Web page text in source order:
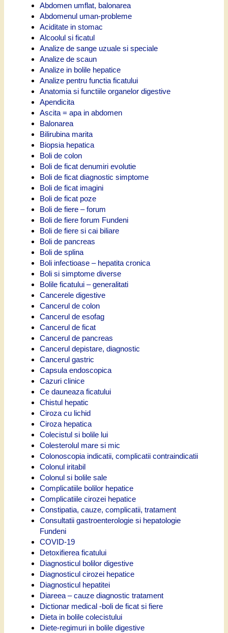
Abdomen umflat, balonarea
Abdomenul uman-probleme
Aciditate in stomac
Alcoolul si ficatul
Analize de sange uzuale si speciale
Analize de scaun
Analize in bolile hepatice
Analize pentru functia ficatului
Anatomia si functiile organelor digestive
Apendicita
Ascita = apa in abdomen
Balonarea
Bilirubina marita
Biopsia hepatica
Boli de colon
Boli de ficat denumiri evolutie
Boli de ficat diagnostic simptome
Boli de ficat imagini
Boli de ficat poze
Boli de fiere – forum
Boli de fiere forum Fundeni
Boli de fiere si cai biliare
Boli de pancreas
Boli de splina
Boli infectioase – hepatita cronica
Boli si simptome diverse
Bolile ficatului – generalitati
Cancerele digestive
Cancerul de colon
Cancerul de esofag
Cancerul de ficat
Cancerul de pancreas
Cancerul depistare, diagnostic
Cancerul gastric
Capsula endoscopica
Cazuri clinice
Ce dauneaza ficatului
Chistul hepatic
Ciroza cu lichid
Ciroza hepatica
Colecistul si bolile lui
Colesterolul mare si mic
Colonoscopia indicatii, complicatii contraindicatii
Colonul iritabil
Colonul si bolile sale
Complicatiile bolilor hepatice
Complicatiile cirozei hepatice
Constipatia, cauze, complicatii, tratament
Consultatii gastroenterologie si hepatologie
Fundeni
COVID-19
Detoxifierea ficatului
Diagnosticul bolilor digestive
Diagnosticul cirozei hepatice
Diagnosticul hepatitei
Diareea – cauze diagnostic tratament
Dictionar medical -boli de ficat si fiere
Dieta in bolile colecistului
Diete-regimuri in bolile digestive